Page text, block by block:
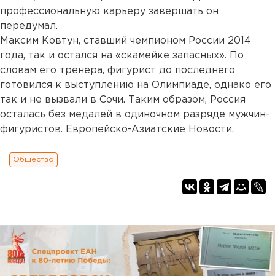
профессиональную карьеру завершать он
передумал.
Максим Ковтун, ставший чемпионом России 2014
года, так и остался на «скамейке запасных». По
словам его тренера, фигурист до последнего
готовился к выступлению на Олимпиаде, однако его
так и не вызвали в Сочи. Таким образом, Россия
осталась без медалей в одиночном разряде мужчин-
фигуристов. Европейско-Азиатские Новости.
Общество